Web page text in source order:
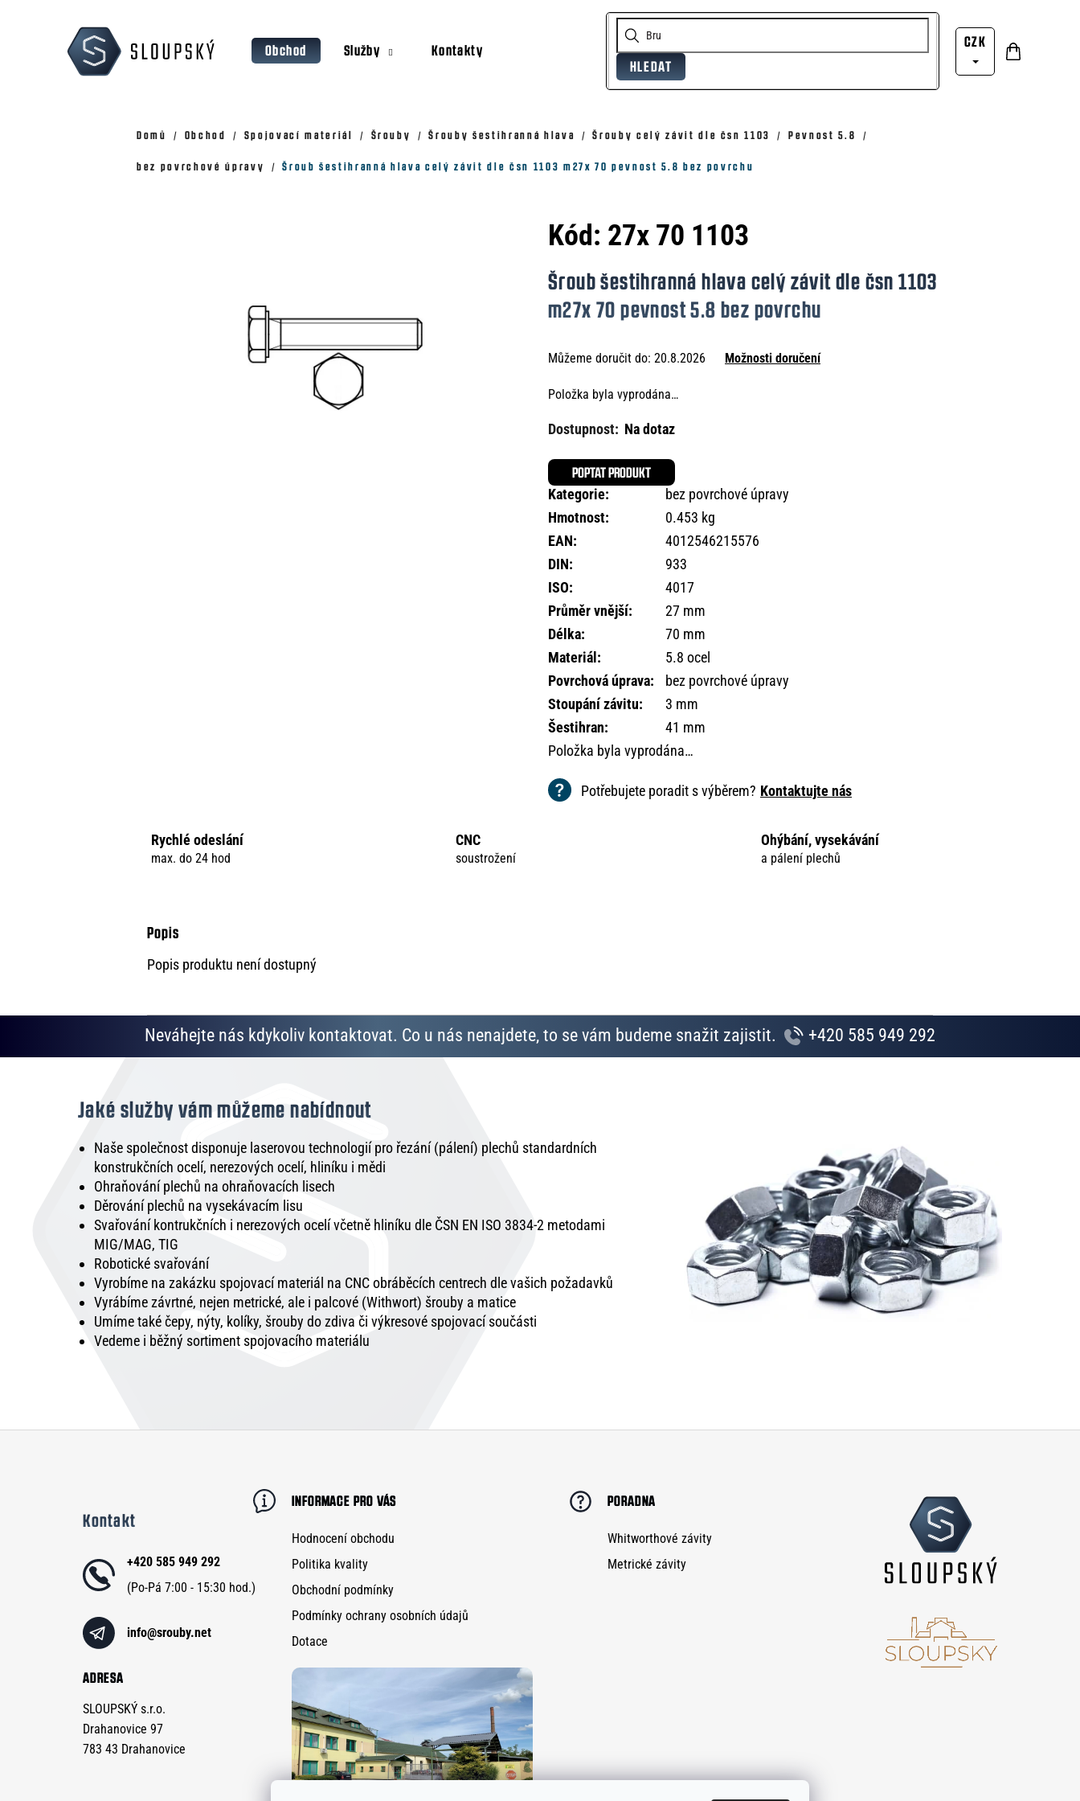
Obchod Služby
Kontakty
HLEDAT
CZK Nákupní
Domů Obchod Spojovací materiál Šrouby Šrouby šestihranná hlava Šrouby celý závit dle čsn 1103 Pevnost 5.8
bez povrchové úpravy Šroub šestihranná hlava celý závit dle čsn 1103 m27x 70 pevnost 5.8 bez povrchu
Kód: 27x 70 1103
Šroub šestihranná hlava celý závit dle čsn 1103
m27x 70 pevnost 5.8 bez povrchu
Můžeme doručit do: 20.8.2026 Možnosti doručení
Položka byla vyprodána…
Na dotaz
POPTAT PRODUKT
Kategorie:
bez povrchové úpravy
Hmotnost:
0.453 kg
EAN:
4012546215576
DIN:
933
ISO:
4017
Průměr vnější:
27 mm
Délka:
70 mm
Materiál :
5.8 ocel
Povrchová úprava:
bez povrchové úpravy
Stoupání závitu:
3 mm
Šestihran:
41 mm
Položka byla vyprodána…
Potřebujete poradit s výběrem? Kontaktujte nás
Rychlé odeslání
max. do 24 hod
CNC
soustrožení
Ohýbání, vysekávání
a pálení plechů
Popis produktu není dostupný
Zpět
Zpět
Doporučujeme
Neváhejte nás kdykoliv kontaktovat. Co u nás nenajdete, to se vám budeme snažit zajistit. +420 585 949 292
Jaké služby vám můžeme nabídnout
Naše společnost disponuje laserovou technologií pro řezání (pálení) plechů standardních
konstrukčních ocelí, nerezových ocelí, hliníku i mědi
Ohraňování plechů na ohraňovacích lisech
Děrování plechů na vysekávacím lisu
Svařování kontrukčních i nerezových ocelí včetně hliníku dle ČSN EN ISO 3834-2 metodami
MIG/MAG, TIG
Robotické svařování
Vyrobíme na zakázku spojovací materiál na CNC obráběcích centrech dle vašich požadavků
Vyrábíme závrtné, nejen metrické, ale i palcové (Withwort) šrouby a matice
Umíme také čepy, nýty, kolíky, šrouby do zdiva či výkresové spojovací součásti
Vedeme i běžný sortiment spojovacího materiálu
Kontakt
info@srouby.net
+420 585 949 292
ADRESA
SLOUPSKÝ s.r.o.
Drahanovice 97
783 43 Drahanovice
INFORMACE PRO VÁS
Hodnocení obchodu
Politika kvality
Obchodní podmínky
Podmínky ochrany osobních údajů
Dotace
PORADNA
Whitworthové závity
Metrické závity